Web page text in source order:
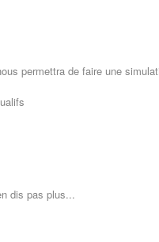
permettra de faire une
dis pas plus...